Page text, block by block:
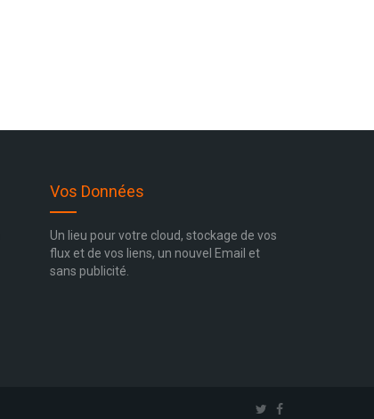
Vos Données
Un lieu pour votre cloud, stockage de vos
flux et de vos liens, un nouvel Email et
sans publicité.